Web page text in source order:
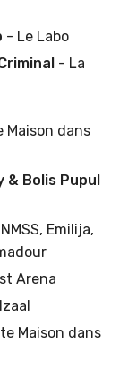
- Le Labo
- La
Maison dans
Bolis Pupul
Emilija,
Arena
Maison dans